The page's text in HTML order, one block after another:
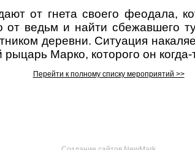
от гнета своего феодала,
от ведьм и найти сбежавшего
деревни. Ситуация
Марко, которого он
Перейти к полному списку мероприятий >>